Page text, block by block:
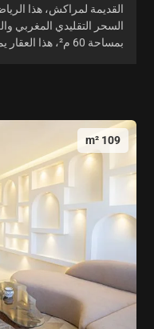
القديمة لمراكش، هذا
السحر التقليدي المغربي
بمساحة 60 م²، هذا العقار يمتد
109 m²